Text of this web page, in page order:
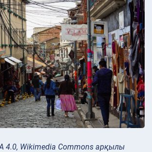
4.0, Wikimedia Commons арқылы